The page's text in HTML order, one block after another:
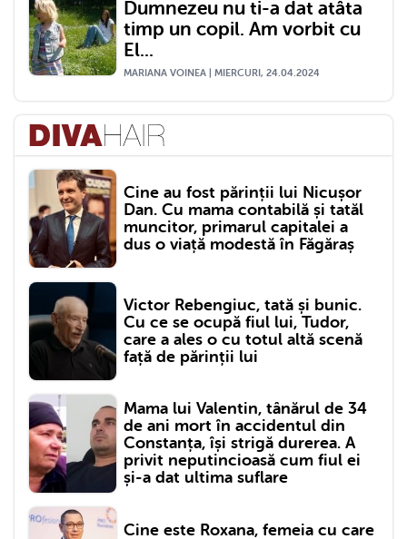
Dumnezeu nu ti-a dat atâta
timp un copil. Am vorbit cu
El...
MARIANA VOINEA | MIERCURI, 24.04.2024
Cine au fost părinții lui Nicușor
Dan. Cu mama contabilă și tatăl
muncitor, primarul capitalei a
dus o viață modestă în Făgăraș
Victor Rebengiuc, tată și bunic.
Cu ce se ocupă fiul lui, Tudor,
care a ales o cu totul altă scenă
față de părinții lui
Mama lui Valentin, tânărul de 34
de ani mort în accidentul din
Constanța, își strigă durerea. A
privit neputincioasă cum fiul ei
și-a dat ultima suflare
Cine este Roxana, femeia cu care